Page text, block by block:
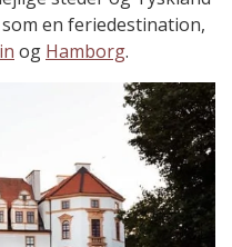
en feriedestination,
og Hamborg.